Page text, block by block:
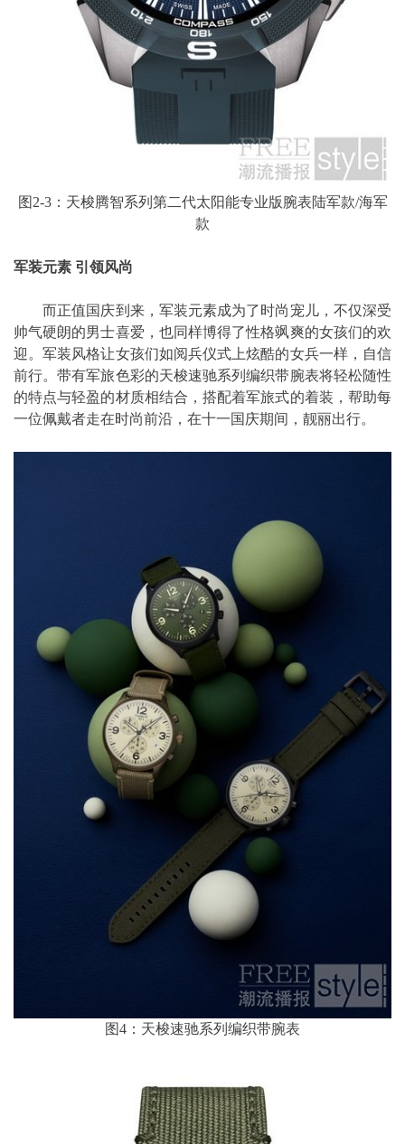
图2-3：天梭腾智系列第二代太阳能专业版腕表陆军款/海军
款
军装元素 引领风尚
而正值国庆到来，军装元素成为了时尚宠儿，不仅深受
帅气硬朗的男士喜爱，也同样博得了性格飒爽的女孩们的欢
迎。军装风格让女孩们如阅兵仪式上炫酷的女兵一样，自信
前行。带有军旅色彩的天梭速驰系列编织带腕表将轻松随性
的特点与轻盈的材质相结合，搭配着军旅式的着装，帮助每
一位佩戴者走在时尚前沿，在十一国庆期间，靓丽出行。
图4：天梭速驰系列编织带腕表